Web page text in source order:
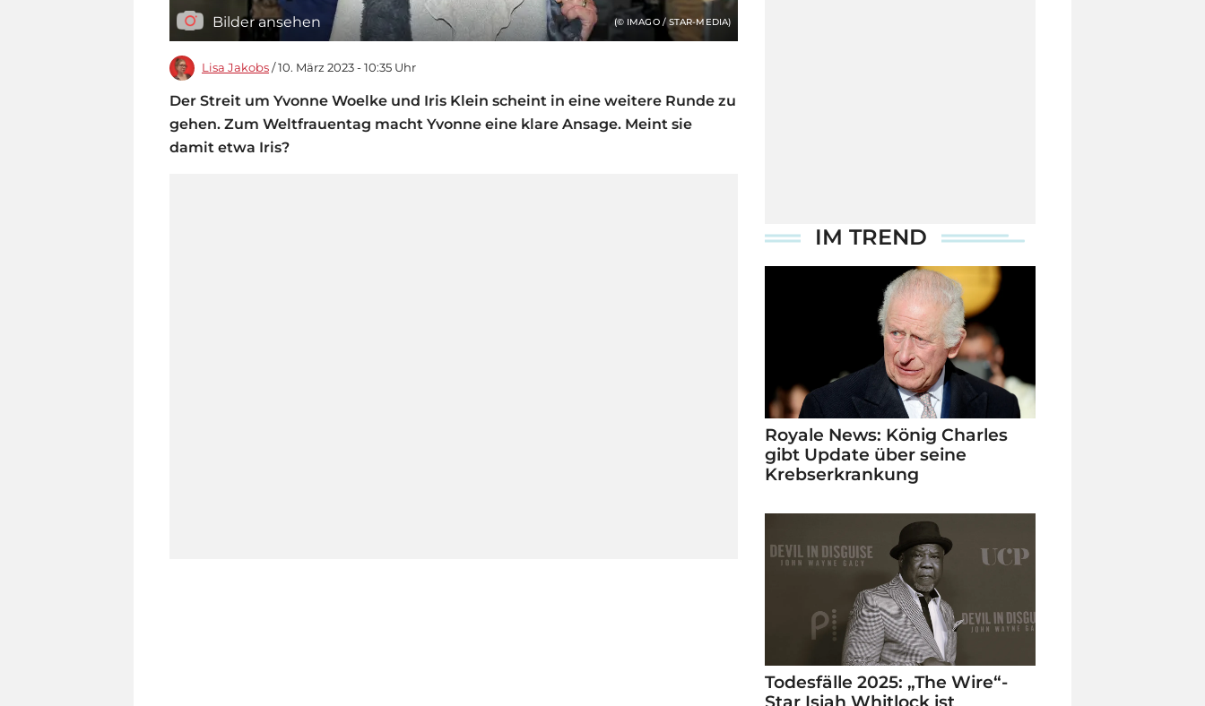
Bilder ansehen (© IMAGO / STAR-MEDIA)
Lisa Jakobs / 10. März 2023 - 10:35 Uhr
Der Streit um Yvonne Woelke und Iris Klein scheint in eine weitere Runde zu
gehen. Zum Weltfrauentag macht Yvonne eine klare Ansage. Meint sie
damit etwa Iris?
IM TREND
Royale News: König Charles
gibt Update über seine
Krebserkrankung
Todesfälle 2025: „The Wire“-
Star Isiah Whitlock ist